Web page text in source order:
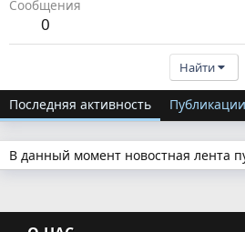
Сообщения
0
Найти
Последняя активность Публикации
В данный момент новостная лента